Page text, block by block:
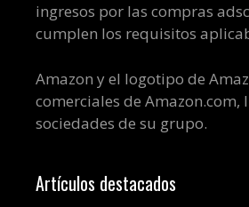
ingresos por las compras
cumplen los requisitos
Amazon y el logotipo de
comerciales de Amazon.com,
sociedades de su grupo.
Artículos destacados